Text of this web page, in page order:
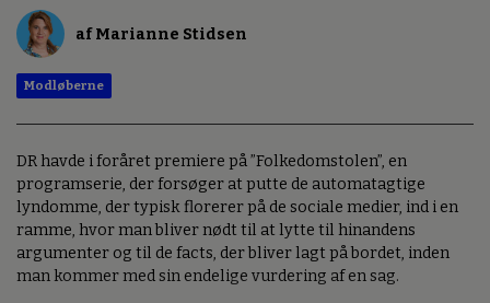
af Marianne Stidsen
Modløberne
DR havde i foråret premiere på ”Folkedomstolen”, en
programserie, der forsøger at putte de automatagtige
lyndomme, der typisk florerer på de sociale medier, ind i en
ramme, hvor man bliver nødt til at lytte til hinandens
argumenter og til de facts, der bliver lagt på bordet, inden
man kommer med sin endelige vurdering af en sag.